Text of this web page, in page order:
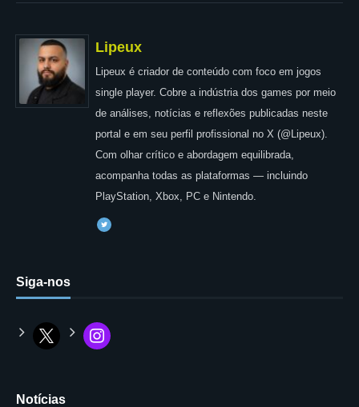
Lipeux
Lipeux é criador de conteúdo com foco em jogos
single player. Cobre a indústria dos games por meio
de análises, notícias e reflexões publicadas neste
portal e em seu perfil profissional no X (@Lipeux).
Com olhar crítico e abordagem equilibrada,
acompanha todas as plataformas — incluindo
PlayStation, Xbox, PC e Nintendo.
Siga-nos
Notícias